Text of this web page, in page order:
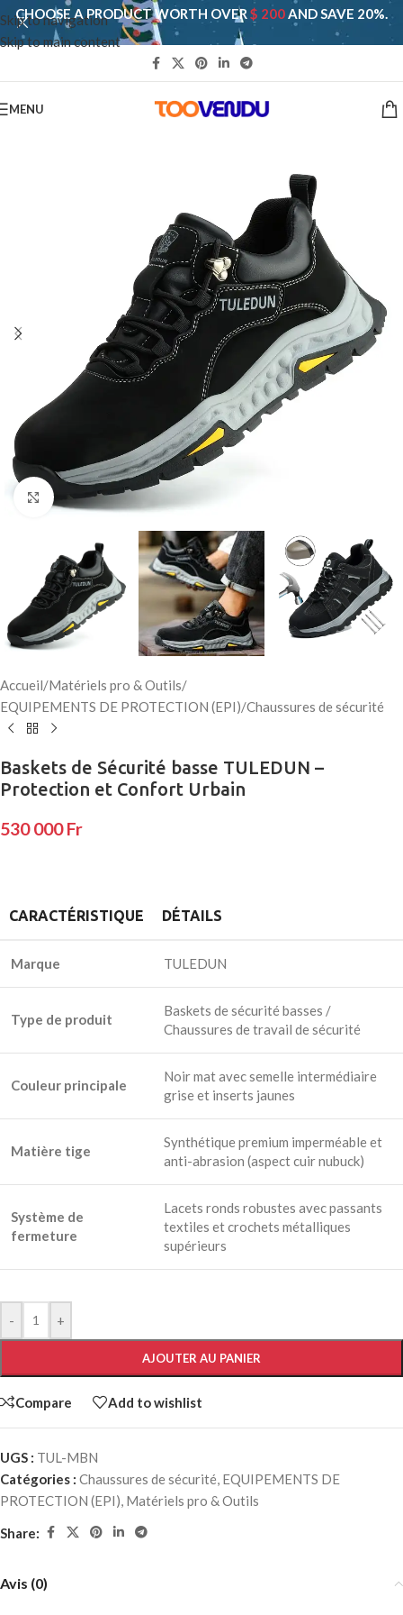
Skip to navigation
Skip to main content
CHOOSE A PRODUCT WORTH OVER$ 200AND SAVE 20%.
MENU
Click to enlarge
Accueil/Matériels pro & Outils/
EQUIPEMENTS DE PROTECTION (EPI)/Chaussures de sécurité
Baskets de Sécurité basse TULEDUN –
Protection et Confort Urbain
530 000Fr
CARACTÉRISTIQUE DÉTAILS
Marque TULEDUN
Type de produit
Baskets de sécurité basses /
Chaussures de travail de sécurité
Couleur principale
Noir mat avec semelle intermédiaire
grise et inserts jaunes
Matière tige
Synthétique premium imperméable et
anti-abrasion (aspect cuir nubuck)
Système de
fermeture
Lacets ronds robustes avec passants
textiles et crochets métalliques
supérieurs
- +
AJOUTER AU PANIER
Compare Add to wishlist
UGS : TUL-MBN
Catégories : Chaussures de sécurité, EQUIPEMENTS DE
PROTECTION (EPI), Matériels pro & Outils
Share:
Avis (0)